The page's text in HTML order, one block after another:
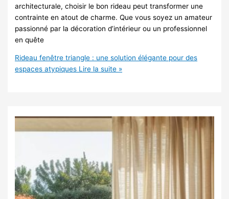
architecturale, choisir le bon rideau peut transformer une
contrainte en atout de charme. Que vous soyez un amateur
passionné par la décoration d’intérieur ou un professionnel
en quête
Rideau fenêtre triangle : une solution élégante pour des
espaces atypiques Lire la suite »